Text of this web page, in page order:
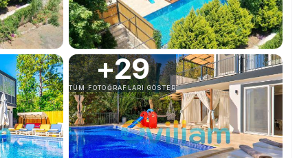
+29
TÜM FOTOĞRAFLARI GÖSTER